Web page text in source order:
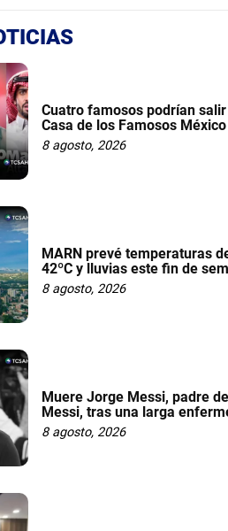
Cuatro famosos podrían salir
Casa de los Famosos México
8 agosto, 2026
MARN prevé temperaturas
42ºC y lluvias este fin de
8 agosto, 2026
Muere Jorge Messi, padre
Messi, tras una larga
8 agosto, 2026